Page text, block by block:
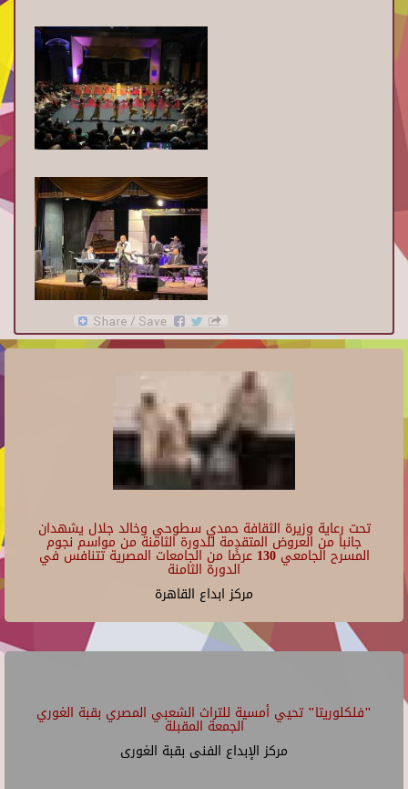
تحت رعاية وزيرة الثقافة حمدي سطوحي وخالد جلال يشهدان
جانبا من العروض المتقدمة للدورة الثامنة من مواسم نجوم
المسرح الجامعي 130 عرضًا من الجامعات المصرية تتنافس في
الدورة الثامنة
مركز ابداع القاهرة
"فلكلوريتا" تحيي أمسية للتراث الشعبي المصري بقبة الغوري
الجمعة المقبلة
مركز الإبداع الفنى بقبة الغورى